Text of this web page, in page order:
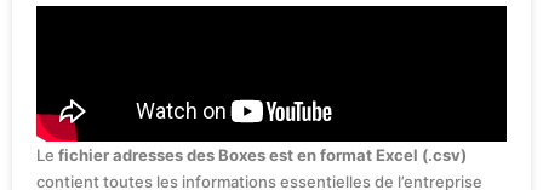
Le fichier adresses des Boxes est en format Excel (.csv)
contient toutes les informations essentielles de l’entreprise